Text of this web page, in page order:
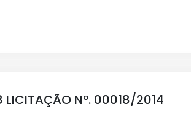
LICITAÇÃO Nº. 00018/2014